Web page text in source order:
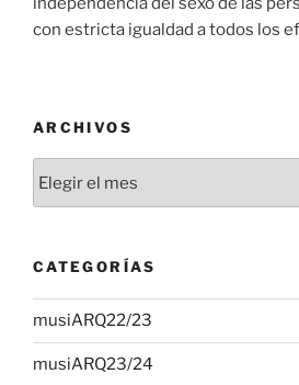
con estricta igualdad a todos los
ARCHIVOS
CATEGORÍAS
musiARQ22/23
musiARQ23/24